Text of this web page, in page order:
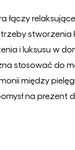
łączy
i luksusu w
stosować do
między
na prezent